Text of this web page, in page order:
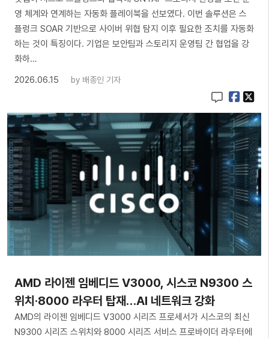
영 체계와 연계하는 자동화 플레이북을 선보였다. 이번 솔루션은 스
플렁크 SOAR 기반으로 사이버 위협 탐지 이후 필요한 조치를 자동화
하는 것이 특징이다. 기업은 보안팀과 스토리지 운영팀 간 협업을 강
화하…
2026.06.15
by 배종인 기자
AMD 라이젠 임베디드 V3000, 시스코 N9300 스
위치·8000 라우터 탑재…AI 네트워크 강화
AMD의 라이젠 임베디드 V3000 시리즈 프로세서가 시스코의 최신
N9300 시리즈 스위치와 8000 시리즈 서비스 프로바이더 라우터에